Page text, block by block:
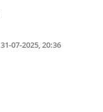
31-07-2025, 20:36